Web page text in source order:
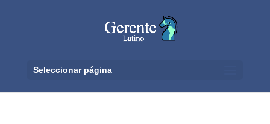
Seleccionar página